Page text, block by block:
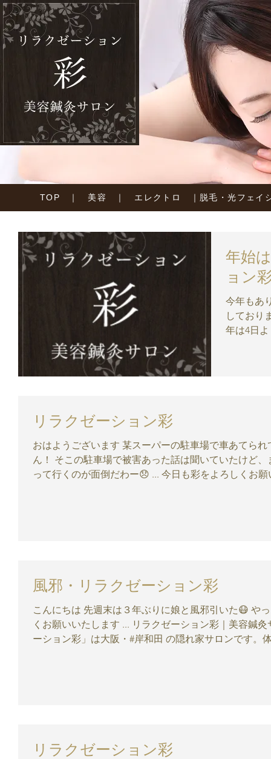
TOP ｜ 美容 ｜ エレクトロ ｜ 脱毛・光フェイ
年始
ョン
今年もあ
しており
年は4日
リラクゼーション彩
おはようございます 某スーパーの駐車場で車あてられてました😵確かではないけど、たぶ
ん！ そこの駐車場で被害あった話は聞いていたけど、まっ、仕方ない💦 それより、修理に持
って行くのが面倒だわー😞 ... 今日も彩をよろしくお
風邪・リラクゼーション彩
こんにちは 先週末は３年ぶりに娘と風邪引いた😷 やっと復活しました😃⤴ 今日も彩をよろし
くお願いいたします ... リラクゼーション彩｜美容鍼
ーション彩」は大阪・#岸和田 の隠れ家サロンです。
リラクゼーション彩